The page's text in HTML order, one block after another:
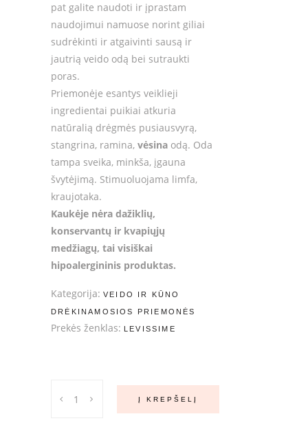
pat galite naudoti ir įprastam
naudojimui namuose norint giliai
sudrėkinti ir atgaivinti sausą ir
jautrią veido odą bei sutraukti
poras.
Priemonėje esantys veiklieji
ingredientai puikiai atkuria
natūralią drėgmės pusiausvyrą,
stangrina, ramina, vėsina odą. Oda
tampa sveika, minkša, įgauna
švytėjimą. Stimuoluojama limfa,
kraujotaka.
Kaukėje nėra dažiklių,
konservantų ir kvapiųjų
medžiagų, tai visiškai
hipoalergininis produktas.
Kategorija: VEIDO IR KŪNO
DRĖKINAMOSIOS PRIEMONĖS
Prekės ženklas: LEVISSIME
AQUA
Į KREPŠELĮ